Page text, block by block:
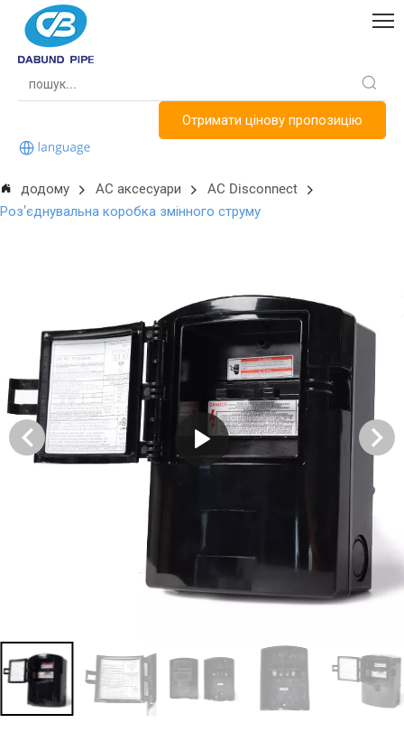
Отримати цінову пропозицію
додому AC аксесуари
AC Disconnect
Роз’єднувальна коробка змінного струму